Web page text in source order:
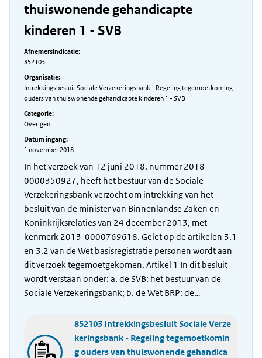
thuiswonende gehandicapte
kinderen 1 - SVB
Afnemersindicatie:
852103
Organisatie:
Intrekkingsbesluit Sociale Verzekeringsbank - Regeling tegemoetkoming
ouders van thuiswonende gehandicapte kinderen 1 - SVB
Categorie:
Overigen
Datum ingang:
1 november 2018
In het verzoek van 12 juni 2018, nummer 2018-
0000350927, heeft het bestuur van de Sociale
Verzekeringsbank verzocht om intrekking van het
besluit van de minister van Binnenlandse Zaken en
Koninkrijksrelaties van 24 december 2013, met
kenmerk 2013-0000769618. Gelet op de artikelen 3.1
en 3.2 van de Wet basisregistratie personen wordt aan
dit verzoek tegemoetgekomen. Artikel 1 In dit besluit
wordt verstaan onder: a. de SVB: het bestuur van de
Sociale Verzekeringsbank; b. de Wet BRP: de…
852103 Intrekkingsbesluit Sociale Verze
keringsbank - Regeling tegemoetkomin
g ouders van thuiswonende gehandica